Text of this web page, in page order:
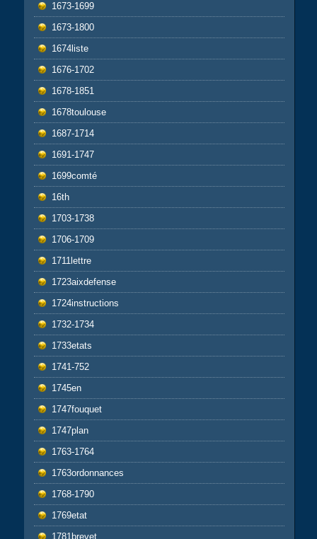
1673-1699
1673-1800
1674liste
1676-1702
1678-1851
1678toulouse
1687-1714
1691-1747
1699comté
16th
1703-1738
1706-1709
1711lettre
1723aixdefense
1724instructions
1732-1734
1733etats
1741-752
1745en
1747fouquet
1747plan
1763-1764
1763ordonnances
1768-1790
1769etat
1781brevet